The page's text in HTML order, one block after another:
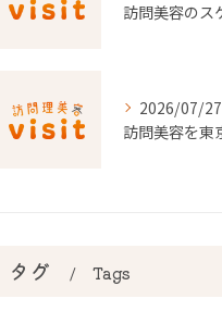
2026/07/27
タグ Tags